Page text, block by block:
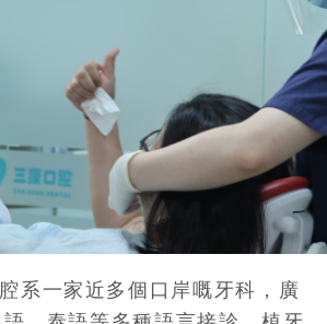
系一家近多個口岸嘅牙科，廣